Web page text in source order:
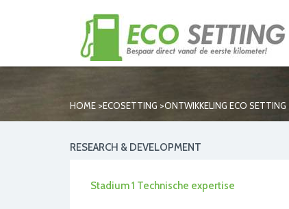
HOME >ECOSETTING >ONTWIKKELING ECO SETTING
RESEARCH & DEVELOPMENT
Stadium 1 Technische expertise